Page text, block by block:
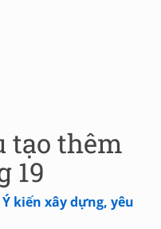
tạo thêm
19
Ý kiến xây dựng, yêu